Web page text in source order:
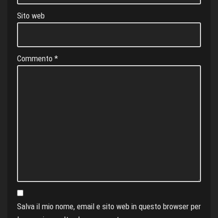
Sito web
Commento *
Salva il mio nome, email e sito web in questo browser per